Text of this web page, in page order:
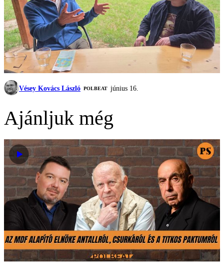
Vésey Kovács László ‎POLBEAT június 16.
Ajánljuk még